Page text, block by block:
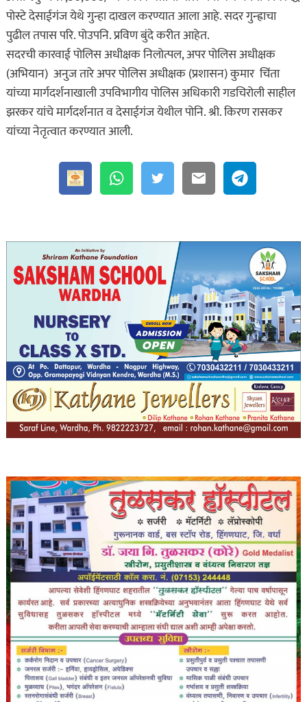
पोस्टे देसाईगंज येथे गुन्हा दाखल करण्यात आला आहे. सदर गुन्ह्राचा
पुढील तपास परि. पोउपनि. प्रविण बुंदे करीत आहेत.
सदरची कारवाई पोलिस अधीक्षक निलोत्पल, अपर पोलिस अधीक्षक
(अभियान) अनुज तारे अपर पोलिस अधीक्षक (प्रशासन) कुमार चिंता
यांच्या मार्गदर्शनाखाली उपविभागीय पोलिस अधिकारी गडचिरोली साहील
झरकर यांचे मार्गदर्शनात व देसाईगंज येथील पोनि. श्री. किरण रासकर
यांच्या नेतृत्वात करण्यात आली.